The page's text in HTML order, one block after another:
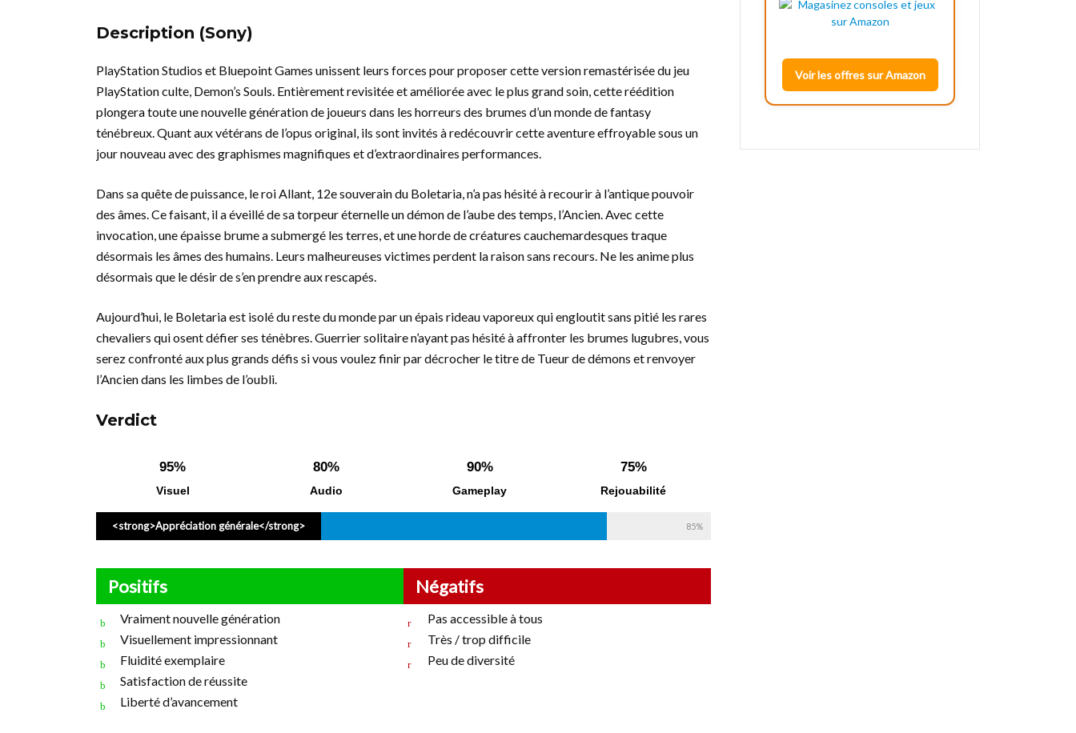
Description (Sony)
PlayStation Studios et Bluepoint Games unissent leurs forces pour proposer cette version remastérisée du jeu
PlayStation culte, Demon’s Souls. Entièrement revisitée et améliorée avec le plus grand soin, cette réédition
plongera toute une nouvelle génération de joueurs dans les horreurs des brumes d’un monde de fantasy
ténébreux. Quant aux vétérans de l’opus original, ils sont invités à redécouvrir cette aventure effroyable sous un
jour nouveau avec des graphismes magnifiques et d’extraordinaires performances.
Dans sa quête de puissance, le roi Allant, 12e souverain du Boletaria, n’a pas hésité à recourir à l’antique pouvoir
des âmes. Ce faisant, il a éveillé de sa torpeur éternelle un démon de l’aube des temps, l’Ancien. Avec cette
invocation, une épaisse brume a submergé les terres, et une horde de créatures cauchemardesques traque
désormais les âmes des humains. Leurs malheureuses victimes perdent la raison sans recours. Ne les anime plus
désormais que le désir de s’en prendre aux rescapés.
Aujourd’hui, le Boletaria est isolé du reste du monde par un épais rideau vaporeux qui engloutit sans pitié les rares
chevaliers qui osent défier ses ténèbres. Guerrier solitaire n’ayant pas hésité à affronter les brumes lugubres, vous
serez confronté aux plus grands défis si vous voulez finir par décrocher le titre de Tueur de démons et renvoyer
l’Ancien dans les limbes de l’oubli.
Verdict
95%
Visuel
80%
Audio
90%
Gameplay
75%
Rejouabilité
<strong>Appréciation générale</strong> 85%
Positifs
Vraiment nouvelle génération
Visuellement impressionnant
Fluidité exemplaire
Satisfaction de réussite
Liberté d’avancement
Négatifs
Pas accessible à tous
Très / trop difficile
Peu de diversité
Voir les offres sur Amazon